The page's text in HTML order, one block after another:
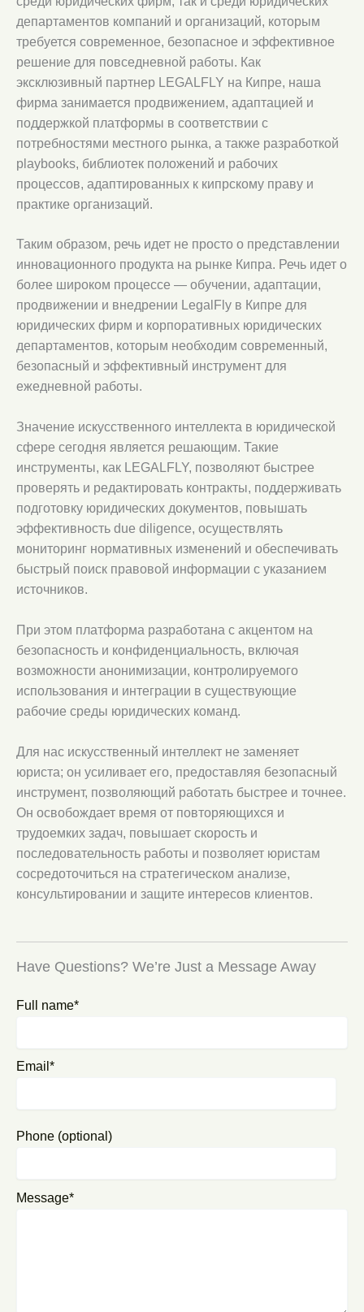
департаментов компаний и организаций, которым
требуется современное, безопасное и эффективное
решение для повседневной работы. Как
эксклюзивный партнер LEGALFLY на Кипре, наша
фирма занимается продвижением, адаптацией и
поддержкой платформы в соответствии с
потребностями местного рынка, а также разработкой
playbooks, библиотек положений и рабочих
процессов, адаптированных к кипрскому праву и
практике организаций.
Таким образом, речь идет не просто о представлении
инновационного продукта на рынке Кипра. Речь идет о
более широком процессе — обучении, адаптации,
продвижении и внедрении LegalFly в Кипре для
юридических фирм и корпоративных юридических
департаментов, которым необходим современный,
безопасный и эффективный инструмент для
ежедневной работы.
Значение искусственного интеллекта в юридической
сфере сегодня является решающим. Такие
инструменты, как LEGALFLY, позволяют быстрее
проверять и редактировать контракты, поддерживать
подготовку юридических документов, повышать
эффективность due diligence, осуществлять
мониторинг нормативных изменений и обеспечивать
быстрый поиск правовой информации с указанием
источников.
При этом платформа разработана с акцентом на
безопасность и конфиденциальность, включая
возможности анонимизации, контролируемого
использования и интеграции в существующие
рабочие среды юридических команд.
Для нас искусственный интеллект не заменяет
юриста; он усиливает его, предоставляя безопасный
инструмент, позволяющий работать быстрее и точнее.
Он освобождает время от повторяющихся и
трудоемких задач, повышает скорость и
последовательность работы и позволяет юристам
сосредоточиться на стратегическом анализе,
консультировании и защите интересов клиентов.
Have Questions? We’re Just a Message Away
Full name*
Email*
Phone (optional)
Message*